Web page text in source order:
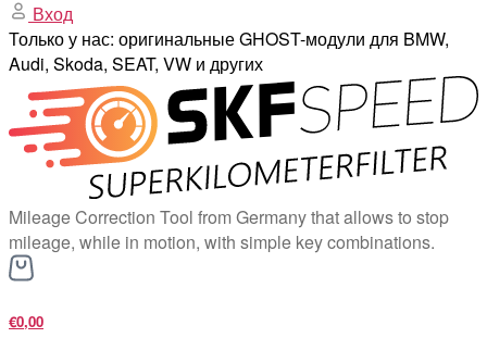
Вход
Только у нас: оригинальные GHOST-модули для BMW,
Audi, Skoda, SEAT, VW и других
Mileage Correction Tool from Germany that allows to stop
mileage, while in motion, with simple key combinations.
€0,00